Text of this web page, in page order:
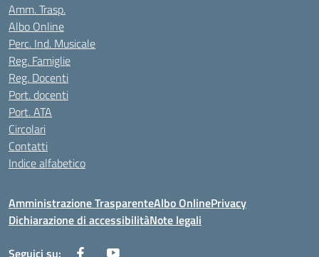
Amm. Trasp.
Albo Online
Perc. Ind. Musicale
Reg. Famiglie
Reg. Docenti
Port. docenti
Port. ATA
Circolari
Contatti
Indice alfabetico
Amministrazione TrasparenteAlbo OnlinePrivacy
Dichiarazione di accessibilitàNote legali
Seguici su: